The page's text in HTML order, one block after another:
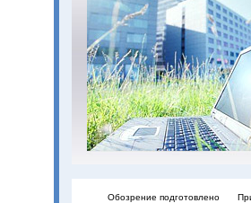
Обозрение подготовлено